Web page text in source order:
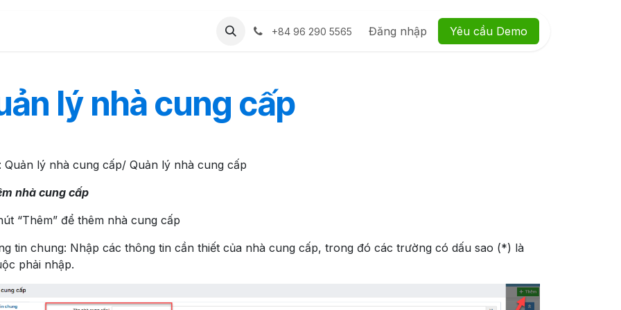
Thư viện ảnh Tài liệu Hướng dẫn
+84 96 290 5565 Đăng nhập Yêu cầu Dem​​o
lý nhà cung cấp
Quản lý nhà cung cấp/ Quản lý nhà cung cấp
nhà cung cấp
“Thêm” để thêm nhà cung cấp
tin chung: Nhập các thông tin cần thiết của nhà cung cấp, trong đó các trường có dấu sao (*) là
phải nhập.